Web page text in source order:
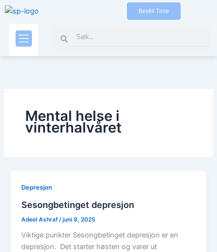
Gå
indholdet
Bestill Time
Search
Mental helse i
vinterhalvåret
Depresjon
Sesongbetinget depresjon
Adeel Ashraf /juni 9, 2025
Viktige punkter Sesongbetinget depresjon er en
depresjon. Det starter høsten og varer ut